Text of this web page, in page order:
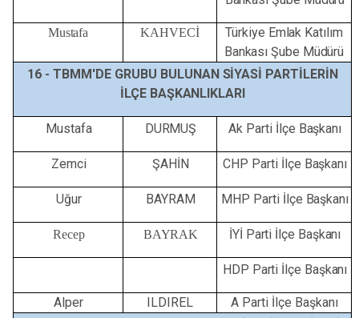
Mustafa KAHVECİ
Türkiye Emlak Katılım
Bankası Şube Müdürü
16 -TBMM'DE GRUBU BULUNAN SİYASİ PARTİLERİN
İLÇE BAŞKANLIKLARI
Mustafa DURMUŞ Ak Parti İlçe Başkanı
Zemci ŞAHİN CHP Parti İlçe Başkanı
Uğur BAYRAM MHP Parti İlçe Başkanı
Recep BAYRAK İYİ Parti İlçe Başkanı
HDP Parti İlçe Başkanı
Alper ILDIREL
A Parti İlçe Başkanı